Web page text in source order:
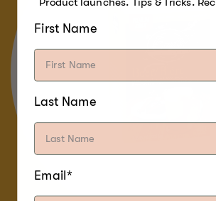
First Name
Last Name
Email*